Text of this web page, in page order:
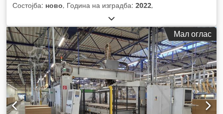
Состојба: ново, Година на изградба: 2022,
Мал оглас